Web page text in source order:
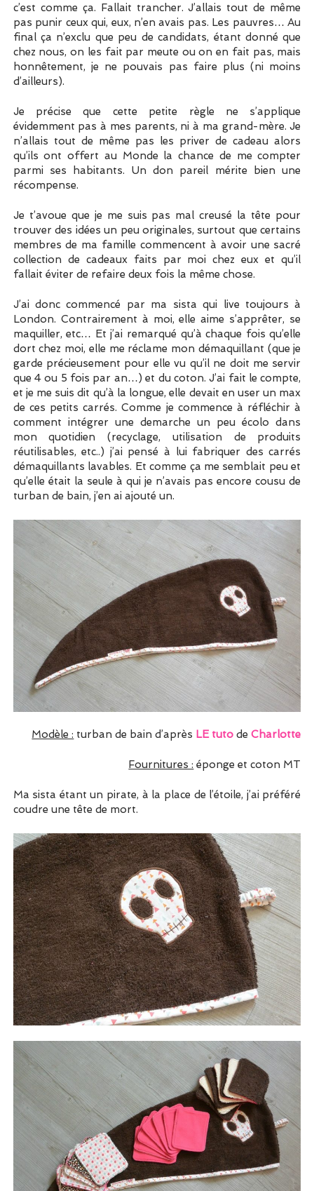
c’est comme ça. Fallait trancher. J’allais tout de même
pas punir ceux qui, eux, n’en avais pas. Les pauvres… Au
final ça n’exclu que peu de candidats, étant donné que
chez nous, on les fait par meute ou on en fait pas, mais
honnêtement, je ne pouvais pas faire plus (ni moins
d’ailleurs).
Je précise que cette petite règle ne s’applique
évidemment pas à mes parents, ni à ma grand-mère. Je
n’allais tout de même pas les priver de cadeau alors
qu’ils ont offert au Monde la chance de me compter
parmi ses habitants. Un don pareil mérite bien une
récompense.
Je t’avoue que je me suis pas mal creusé la tête pour
trouver des idées un peu originales, surtout que certains
membres de ma famille commencent à avoir une sacré
collection de cadeaux faits par moi chez eux et qu’il
fallait éviter de refaire deux fois la même chose.
J’ai donc commencé par ma sista qui live toujours à
London. Contrairement à moi, elle aime s’apprêter, se
maquiller, etc… Et j’ai remarqué qu’à chaque fois qu’elle
dort chez moi, elle me réclame mon démaquillant (que je
garde précieusement pour elle vu qu’il ne doit me servir
que 4 ou 5 fois par an…) et du coton. J’ai fait le compte,
et je me suis dit qu’à la longue, elle devait en user un max
de ces petits carrés. Comme je commence à réfléchir à
comment intégrer une demarche un peu écolo dans
mon quotidien (recyclage, utilisation de produits
réutilisables, etc..) j’ai pensé à lui fabriquer des carrés
démaquillants lavables. Et comme ça me semblait peu et
qu’elle était la seule à qui je n’avais pas encore cousu de
turban de bain, j’en ai ajouté un.
Modèle : turban de bain d’après LE tuto deCharlotte
Fournitures : éponge et coton MT
Ma sista étant un pirate, à la place de l’étoile, j’ai préféré
coudre une tête de mort.